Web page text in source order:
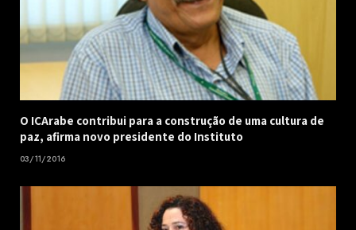
O ICArabe contribui para a construção de uma cultura de
paz, afirma novo presidente do Instituto
03/11/2016